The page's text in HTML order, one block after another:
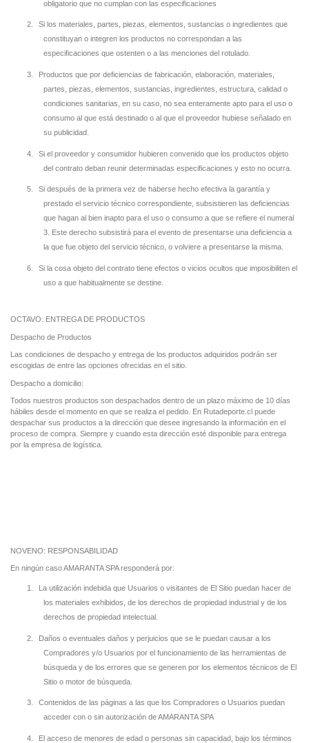
obligatorio que no cumplan con las especificaciones
2.
Si los materiales, partes, piezas, elementos, sustancias o ingredientes que
constituyan o integren los productos no correspondan a las
especificaciones que ostenten o a las menciones del rotulado.
3.
Productos que por deficiencias de fabricación, elaboración, materiales,
partes, piezas, elementos, sustancias, ingredientes, estructura, calidad o
condiciones sanitarias, en su caso, no sea enteramente apto para el uso o
consumo al que está destinado o al que el proveedor hubiese señalado en
su publicidad.
4.
Si el proveedor y consumidor hubieren convenido que los productos objeto
del contrato deban reunir determinadas especificaciones y esto no ocurra.
5.
Si después de la primera vez de haberse hecho efectiva la garantía y
prestado el servicio técnico correspondiente, subsistieren las deficiencias
que hagan al bien inapto para el uso o consumo a que se refiere el numeral
3. Este derecho subsistirá para el evento de presentarse una deficiencia a
la que fue objeto del servicio técnico, o volviere a presentarse la misma.
6.
Si la cosa objeto del contrato tiene efectos o vicios ocultos que imposibiliten el
uso a que habitualmente se destine.
OCTAVO: ENTREGA DE PRODUCTOS
Despacho de Productos
Las condiciones de despacho y entrega de los productos adquiridos podrán ser
escogidas de entre las opciones ofrecidas en el sitio.
Despacho a domicilio:
Todos nuestros productos son despachados dentro de un plazo máximo de 10 días
hábiles desde el momento en que se realiza el pedido. En Rutadeporte.cl puede
despachar sus productos a la dirección que desee ingresando la información en el
proceso de compra. Siempre y cuando esta dirección esté disponible para entrega
por la empresa de logística.
NOVENO: RESPONSABILIDAD
En ningún caso AMARANTA SPA responderá por:
1.
La utilización indebida que Usuarios o visitantes de El Sitio puedan hacer de
los materiales exhibidos, de los derechos de propiedad industrial y de los
derechos de propiedad intelectual.
2.
Daños o eventuales daños y perjuicios que se le puedan causar a los
Compradores y/o Usuarios por el funcionamiento de las herramientas de
búsqueda y de los errores que se generen por los elementos técnicos de El
Sitio o motor de búsqueda.
3.
Contenidos de las páginas a las que los Compradores o Usuarios puedan
acceder con o sin autorización de AMARANTA SPA
4.
El acceso de menores de edad o personas sin capacidad, bajo los términos